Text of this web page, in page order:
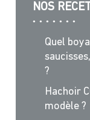
NOS
Quel
?
Hachoir
modèle ?